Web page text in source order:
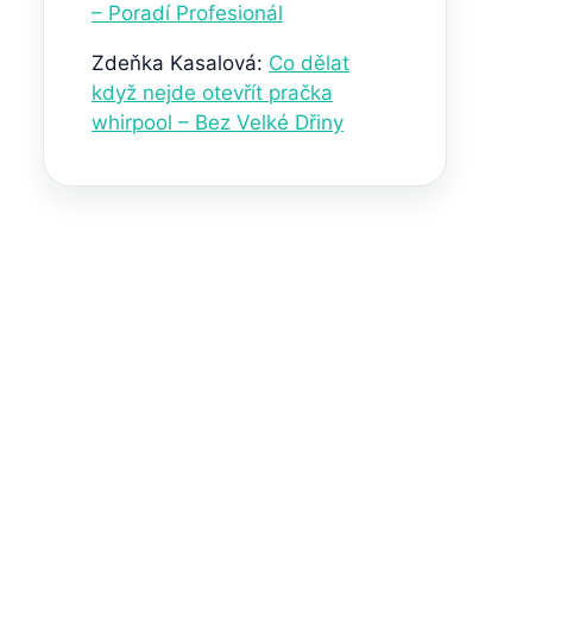
– Poradí Profesionál
Zdeňka Kasalová: Co dělat
když nejde otevřít pračka
whirpool – Bez Velké Dřiny